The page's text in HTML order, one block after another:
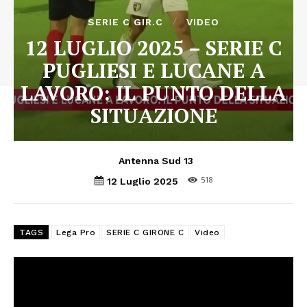
SERIE C GIR.C VIDEO
12 LUGLIO 2025 – SERIE C
PUGLIESI E LUCANE A
LAVORO: IL PUNTO DELLA
SITUAZIONE
Antenna Sud 13
12 Luglio 2025
518
TAGS Lega Pro SERIE C GIRONE C Video